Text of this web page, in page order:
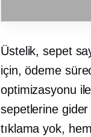
Üstelik, sepet
için, ödeme
optimizasyonu
sepetlerine
tıklama yok,